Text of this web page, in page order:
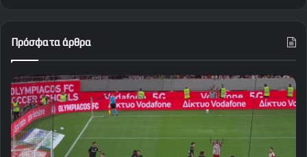
Πρόσφατα άρθρα